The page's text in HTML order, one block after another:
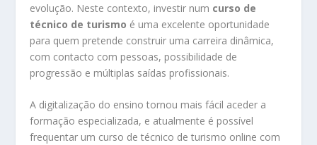
evolução. Neste contexto, investir num curso de
técnico de turismo é uma excelente oportunidade
para quem pretende construir uma carreira dinâmica,
com contacto com pessoas, possibilidade de
progressão e múltiplas saídas profissionais.
A digitalização do ensino tornou mais fácil aceder a
formação especializada, e atualmente é possível
frequentar um curso de técnico de turismo online com